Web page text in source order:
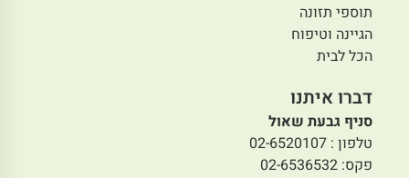
תוספי תזונה
הגיינה וטיפוח
הכל לבית
דברו איתנו
סניף גבעת שאול
טלפון : 02-6520107
פקס: 02-6536532